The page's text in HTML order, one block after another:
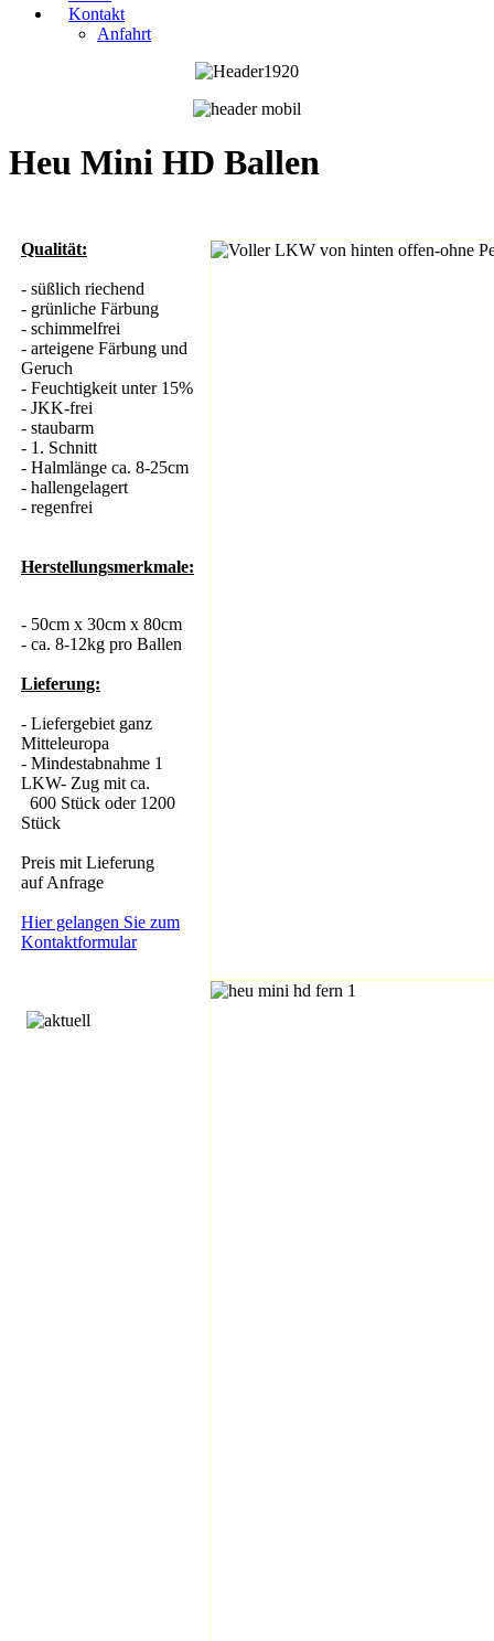
Kontakt
Anfahrt
Heu Mini HD Ballen
Qualität:
- süßlich riechend
- grünliche Färbung
- schimmelfrei
- arteigene Färbung und
Geruch
- Feuchtigkeit unter 15%
- JKK-frei
- staubarm
- 1. Schnitt
- Halmlänge ca. 8-25cm
- hallengelagert
- regenfrei
Herstellungsmerkmale:
- 50cm x 30cm x 80cm
- ca. 8-12kg pro Ballen
Lieferung:
- Liefergebiet ganz
Mitteleuropa
- Mindestabnahme 1
LKW- Zug mit ca.
600 Stück oder 1200
Stück
Preis mit Lieferung
auf Anfrage
Hier gelangen Sie zum
Kontaktformular